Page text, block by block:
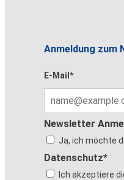
Anmeldung zum
E-Mail*
Newsletter
Ja, ich möchte
Datenschutz*
Ich akzeptiere